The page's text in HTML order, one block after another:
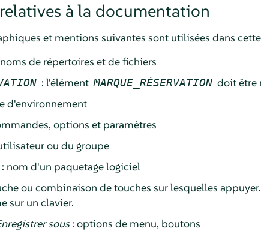
à la documentation
et mentions suivantes sont utilisées dans
de répertoires et de fichiers
: l'élément MARQUE_RÉSERVATION doit être
d'environnement
options et paramètres
ou du groupe
: nom d'un paquetage logiciel
ou combinaison de touches sur lesquelles
sur un clavier.
sous: options de menu, boutons